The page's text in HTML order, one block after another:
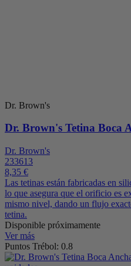
Dr. Brown's
Dr. Brown's Tetina Boca
Dr. Brown's
233613
8,35 €
Las tetinas están fabricadas en
lo que asegura que el orificio es
mismo nivel, dando un flujo
tetina.
Disponible próximamente
Ver más
Puntos Trébol: 0.8